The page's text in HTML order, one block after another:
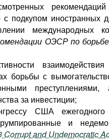
подкупом иностранных
международных
ОЭСР по
борьбы с
за инвестиции;
США
и
Corrupt and Undemocratic